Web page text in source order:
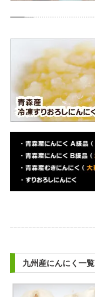
九州産にんにく一覧